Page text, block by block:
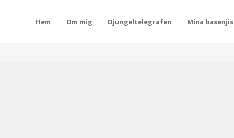
Hem Om mig Djungeltelegrafen Mina basenjis